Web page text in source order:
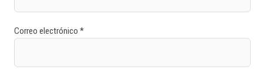
Correo electrónico *